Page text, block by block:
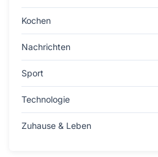
Kochen
Nachrichten
Sport
Technologie
Zuhause & Leben